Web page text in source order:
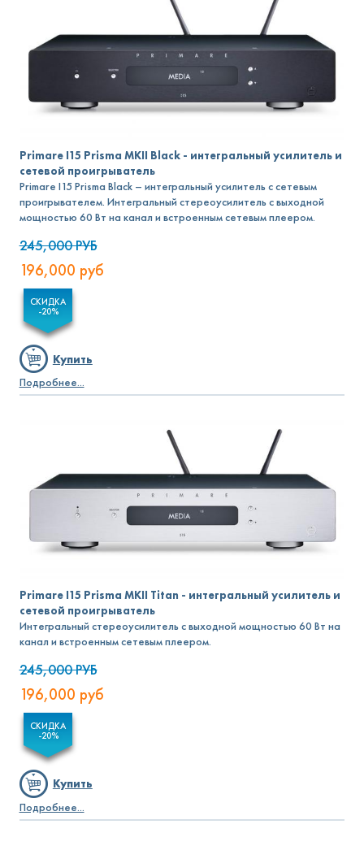
Primare I15 Prisma MKII Black - интегральный усилитель и
сетевой проигрыватель
Primare I15 Prisma Black – интегральный усилитель с сетевым
проигрывателем. Интегральный стереоусилитель с выходной
мощностью 60 Вт на канал и встроенным сетевым плеером.
245,000РУБ
196,000 руб
СКИДКА
-20%
Купить
Подробнее...
Primare I15 Prisma MKII Titan - интегральный усилитель и
сетевой проигрыватель
Интегральный стереоусилитель с выходной мощностью 60 Вт на
канал и встроенным сетевым плеером.
245,000РУБ
196,000 руб
СКИДКА
-20%
Купить
Подробнее...